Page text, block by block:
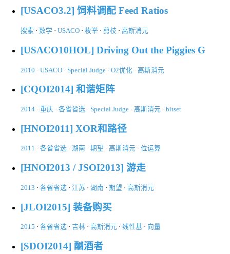
[USACO3.2] 饲料调配 Feed Ratios
搜索 · 数学 · USACO · 枚举 · 剪枝 · 高斯消元
[USACO10HOL] Driving Out the Piggies G
2010 · USACO · Special Judge · O2优化 · 高斯消元
[CQOI2014] 和谐矩阵
2014 · 重庆 · 各省省选 · Special Judge · 高斯消元 · bitset
[HNOI2011] XOR和路径
2011 · 各省省选 · 湖南 · 期望 · 高斯消元 · 位运算
[HNOI2013 / JSOI2013] 游走
2013 · 各省省选 · 江苏 · 湖南 · 期望 · 高斯消元
[JLOI2015] 装备购买
2015 · 各省省选 · 吉林 · 高斯消元 · 线性基 · 向量
[SDOI2014] 酗酒者